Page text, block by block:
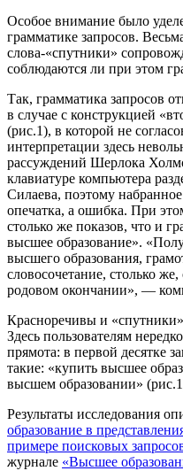
Особое внимание было
грамматике запросов.
слова-«спутники»
соблюдаются ли при этом
Так, грамматика запросов
в случае с конструкцией
(рис.1), в которой не
интерпретации здесь
рассуждений Шерлока
клавиатуре компьютера
Силаева, поэтому
опечатка, а ошибка. При
столько же показов, что и
высшее образование».
высшего образования,
словосочетание, столько
родовом окончании», —
Красноречивы и
Здесь пользователям
прямота: в первой десятке
такие: «купить высшее
высшем образовании»
Результаты исследования
образование в
примере поисковых
журнале «Высшее